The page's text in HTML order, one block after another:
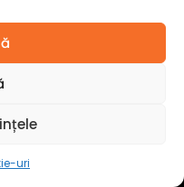
uriofertă